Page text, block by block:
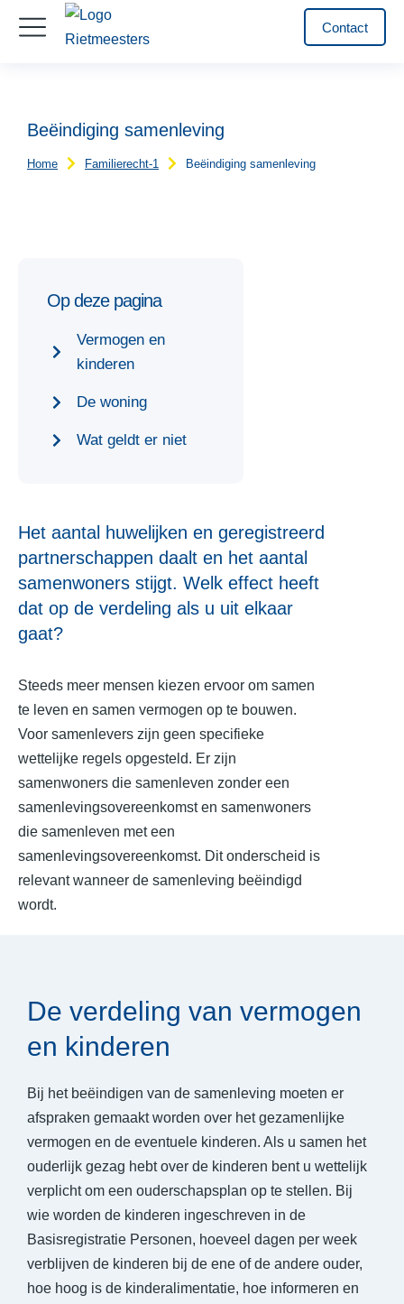
Contact
Beëindiging samenleving
Je bent hier:
Home Familierecht-1 Beëindiging samenleving
Op deze pagina
Vermogen en
kinderen
De woning
Wat geldt er niet
Het aantal huwelijken en geregistreerd
partnerschappen daalt en het aantal
samenwoners stijgt. Welk effect heeft
dat op de verdeling als u uit elkaar
gaat?
Steeds meer mensen kiezen ervoor om samen
te leven en samen vermogen op te bouwen.
Voor samenlevers zijn geen specifieke
wettelijke regels opgesteld. Er zijn
samenwoners die samenleven zonder een
samenlevingsovereenkomst en samenwoners
die samenleven met een
samenlevingsovereenkomst. Dit onderscheid is
relevant wanneer de samenleving beëindigd
wordt.
De verdeling van vermogen
en kinderen
Bij het beëindigen van de samenleving moeten er
afspraken gemaakt worden over het gezamenlijke
vermogen en de eventuele kinderen. Als u samen het
ouderlijk gezag hebt over de kinderen bent u wettelijk
verplicht om een ouderschapsplan op te stellen. Bij
wie worden de kinderen ingeschreven in de
Basisregistratie Personen, hoeveel dagen per week
verblijven de kinderen bij de ene of de andere ouder,
hoe hoog is de kinderalimentatie, hoe informeren en